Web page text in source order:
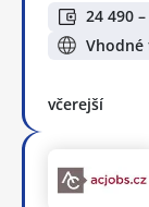
24 490
Vhodné
včerejší